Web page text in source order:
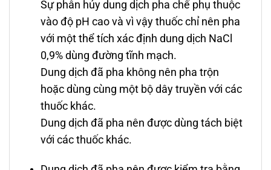
Sự phân hủy dung dịch pha chế phụ thuộc
vào độ pH cao và vì vậy thuốc chỉ nên pha
với một thể tích xác định dung dịch NaCl
0,9% dùng đường tĩnh mạch.
Dung dịch đã pha không nên pha trộn
hoặc dùng cùng một bộ dây truyền với các
thuốc khác.
Dung dịch đã pha nên được dùng tách biệt
với các thuốc khác.